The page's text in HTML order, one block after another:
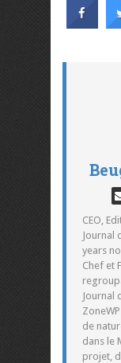
CEO,
Journal
years
Chef et
Journal
de
dans le
projet,